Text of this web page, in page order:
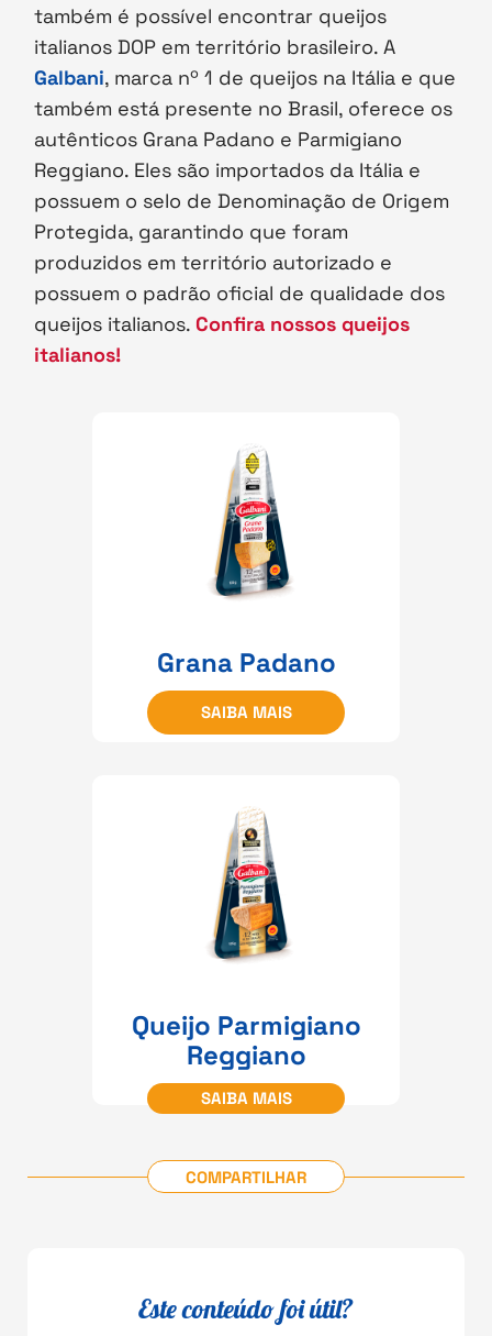
também é possível encontrar queijos
italianos DOP em território brasileiro. A
Galbani, marca nº 1 de queijos na Itália e que
também está presente no Brasil, oferece os
autênticos Grana Padano e Parmigiano
Reggiano. Eles são importados da Itália e
possuem o selo de Denominação de Origem
Protegida, garantindo que foram
produzidos em território autorizado e
possuem o padrão oficial de qualidade dos
queijos italianos. Confira nossos queijos
italianos!
Grana Padano
SAIBA MAIS
Queijo Parmigiano
Reggiano
SAIBA MAIS
COMPARTILHAR
Este conteúdo foi útil?